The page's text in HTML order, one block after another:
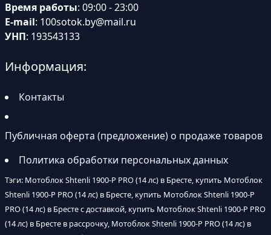
Время работы: 09:00 - 23:00
E-mail: 100sotok.by@mail.ru
УНП: 193543133
Информация:
Контакты
Публичная оферта (предложение) о продаже товаров
Политика обработки персональных данных
Тэги: Мотоблок Shtenli 1900-P PRO (14 лс) в Бресте, купить Мотоблок
Shtenli 1900-P PRO (14 лс) в Бресте, купить Мотоблок Shtenli 1900-P
PRO (14 лс) в Бресте с доставкой, купить Мотоблок Shtenli 1900-P PRO
(14 лс) в Бресте в рассрочку, Мотоблок Shtenli 1900-P PRO (14 лс) в